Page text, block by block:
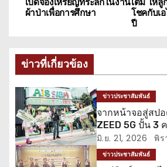
น
ว
เ
รื่
โชคกับเ
ปี
ผ้าป่าเพื่อการศึกษา
ข่าวที่เกี่ยวข้อง
ข่าวประชาสัมพันธ์
จากหน้าจอสู่สปอ
ZEED 5G ปั้น 3
แจ้งเกิด
มิ.ย. 21, 2026 พิร
ข่าวประชาสัมพันธ์